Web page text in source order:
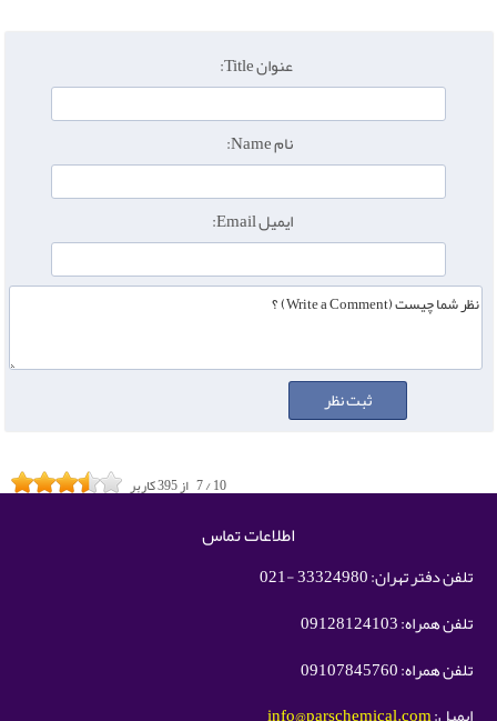
عنوان Title:
نام Name:
ایمیل Email:
7/10 از395کاربر
اطلاعات تماس
تلفن دفتر تهران: 33324980 -021
تلفن همراه: 09128124103
تلفن همراه: 09107845760